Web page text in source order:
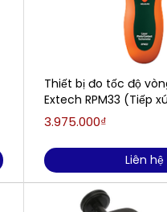
Thiết bị đo tốc độ
Extech RPM33 (Tiếp
xúc)
3.975.000₫
Liên hệ